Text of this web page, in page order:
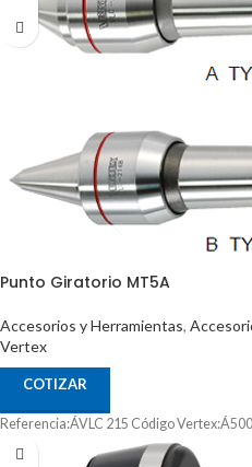
Punto Giratorio MT5A
Accesorios y Herramientas,
Vertex
COTIZAR
Referencia:ÁVLC 215 Código